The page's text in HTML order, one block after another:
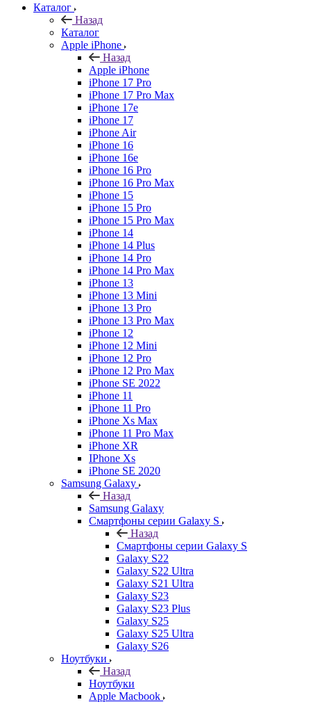
Каталог
Назад
Каталог
Apple iPhone
Назад
Apple iPhone
iPhone 17 Pro
iPhone 17 Pro Max
iPhone 17e
iPhone 17
iPhone Air
iPhone 16
iPhone 16e
iPhone 16 Pro
iPhone 16 Pro Max
iPhone 15
iPhone 15 Pro
iPhone 15 Pro Max
iPhone 14
iPhone 14 Plus
iPhone 14 Pro
iPhone 14 Pro Max
iPhone 13
iPhone 13 Mini
iPhone 13 Pro
iPhone 13 Pro Max
iPhone 12
iPhone 12 Mini
iPhone 12 Pro
iPhone 12 Pro Max
iPhone SE 2022
iPhone 11
iPhone 11 Pro
iPhone Xs Max
iPhone 11 Pro Max
iPhone XR
IPhone Xs
iPhone SE 2020
Samsung Galaxy
Назад
Samsung Galaxy
Смартфоны серии Galaxy S
Назад
Смартфоны серии Galaxy S
Galaxy S22
Galaxy S22 Ultra
Galaxy S21 Ultra
Galaxy S23
Galaxy S23 Plus
Galaxy S25
Galaxy S25 Ultra
Galaxy S26
Ноутбуки
Назад
Ноутбуки
Apple Macbook